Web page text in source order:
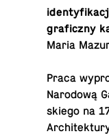
graficzny
Maria
Praca
Narodową
skiego na